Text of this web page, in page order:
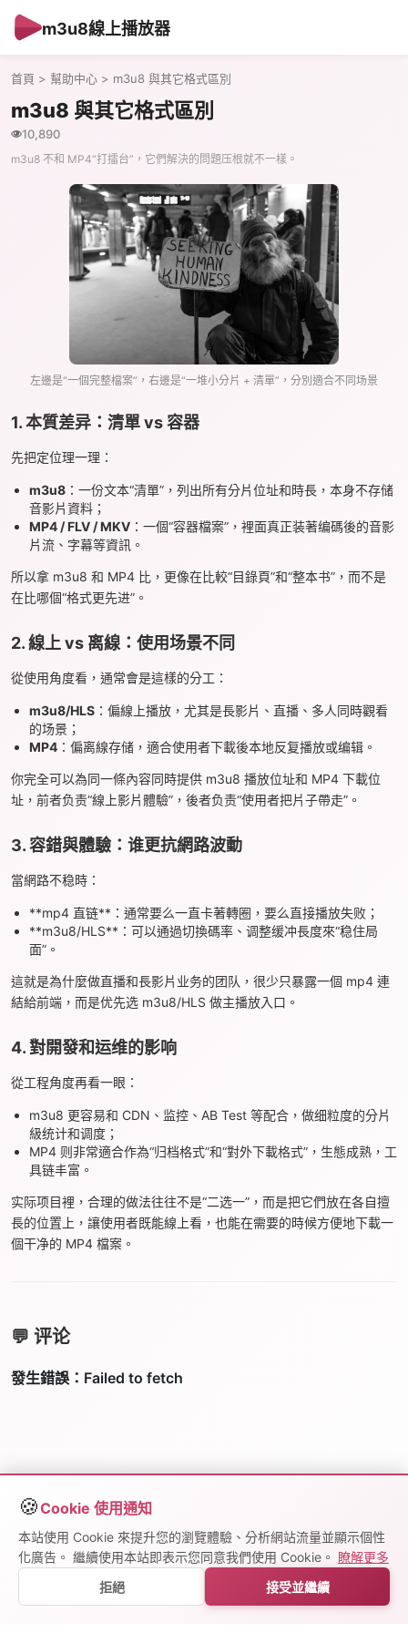
m3u8線上播放器
首頁 > 幫助中心 > m3u8 與其它格式區別
m3u8 與其它格式區別
10,890
m3u8 不和 MP4“打擂台”，它們解決的問題压根就不一樣。
左邊是“一個完整檔案”，右邊是“一堆小分片 + 清單”，分別適合不同场景
1. 本質差异：清單 vs 容器
先把定位理一理：
m3u8 ：一份文本“清單”，列出所有分片位址和時長，本身不存储
音影片資料；
MP4 / FLV / MKV ：一個“容器檔案”，裡面真正装著编碼後的音影
片流、字幕等資訊。
所以拿 m3u8 和 MP4 比，更像在比較“目錄頁”和“整本书”，而不是
在比哪個“格式更先进”。
2. 線上 vs 离線：使用场景不同
從使用角度看，通常會是這樣的分工：
m3u8/HLS ：偏線上播放，尤其是長影片、直播、多人同時觀看
的场景；
MP4 ：偏离線存储，適合使用者下載後本地反复播放或编辑。
你完全可以為同一條內容同時提供 m3u8 播放位址和 MP4 下載位
址，前者负责“線上影片體驗”，後者负责“使用者把片子帶走”。
3. 容錯與體驗：谁更抗網路波動
當網路不稳時：
**mp4 直链**：通常要么一直卡著轉圈，要么直接播放失败；
**m3u8/HLS**：可以通過切換碼率、调整缓冲長度來“稳住局
面”。
這就是為什麼做直播和長影片业务的团队，很少只暴露一個 mp4 連
結給前端，而是优先选 m3u8/HLS 做主播放入口。
4. 對開發和运维的影响
從工程角度再看一眼：
m3u8 更容易和 CDN、监控、AB Test 等配合，做细粒度的分片
級统计和调度；
MP4 则非常適合作為“归档格式”和“對外下載格式”，生態成熟，工
具链丰富。
实际项目裡，合理的做法往往不是“二选一”，而是把它們放在各自擅
長的位置上，讓使用者既能線上看，也能在需要的時候方便地下載一
個干净的 MP4 檔案。
💬 评论
playearns.com
🍪Cookie 使用通知
本站使用 Cookie 來提升您的瀏覽體驗、分析網站流量並顯示個性
化廣告。 繼續使用本站即表示您同意我們使用 Cookie。 瞭解更多
拒絕 接受並繼續